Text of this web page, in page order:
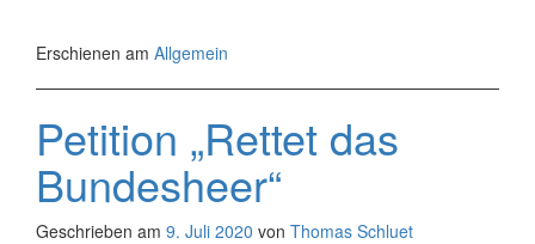
Erschienen am Allgemein
Petition „Rettet das
Bundesheer“
Geschrieben am 9. Juli 2020 von Thomas Schluet